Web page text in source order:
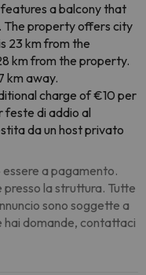
a balcony that
The property offers city
23 km from the
km from the property.
km away.
charge of €10 per
feste di addio al
da un host privato
a pagamento.
la struttura. Tutte
sono soggette a
domande, contattaci